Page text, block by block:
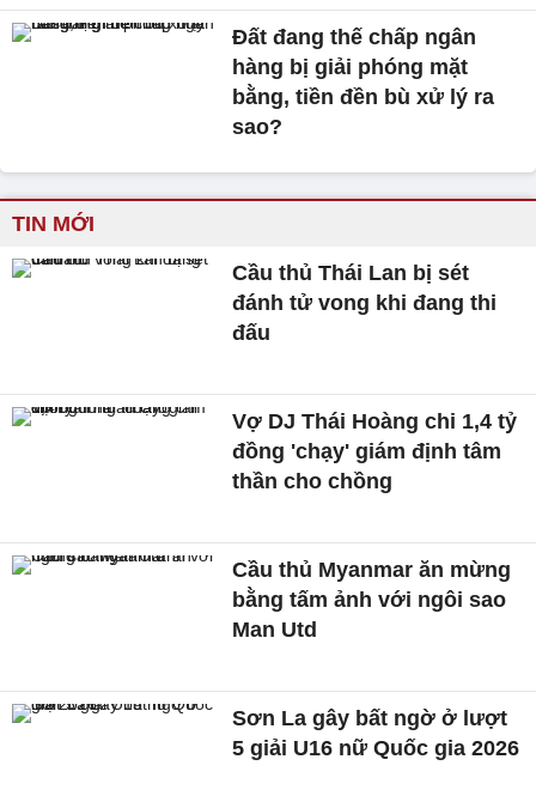
Đất đang thế chấp ngân
hàng bị giải phóng mặt
bằng, tiền đền bù xử lý ra
sao?
TIN MỚI
Cầu thủ Thái Lan bị sét
đánh tử vong khi đang thi
đấu
Vợ DJ Thái Hoàng chi 1,4 tỷ
đồng 'chạy' giám định tâm
thần cho chồng
Cầu thủ Myanmar ăn mừng
bằng tấm ảnh với ngôi sao
Man Utd
Sơn La gây bất ngờ ở lượt
5 giải U16 nữ Quốc gia 2026